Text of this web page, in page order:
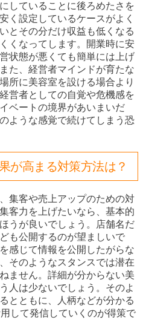
していることに後ろめたさを
く設定しているケースがよく
とその分だけ収益も低くなる
くなってします。開業時に安
状態が悪くても簡単には上げ
た、経営者マインドが育たな
所に美容室を設ける場合より
営者としての自覚や危機感を
ベートの境界があいまいだ
ような感覚で続けてしまう恐
が高まる対策方法は？
集客や売上アップのための対
客力を上げたいなら、基本的
うが良いでしょう。店舗名だ
も公開するのが望ましいで
感じて情報を公開したがらな
そのようなスタンスでは潜在
ません。詳細が分からない美
人は少ないでしょう。そのよ
とともに、人柄などが分かる
して発信していくのが得策で